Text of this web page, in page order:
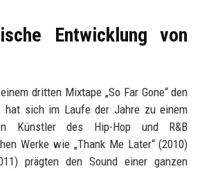
Entwicklung von
dritten Mixtape „So Far Gone“ den
hat sich im Laufe der Jahre zu einem
Künstler des Hip-Hop und R&B
Werke wie „Thank Me Later“ (2010)
prägten den Sound einer ganzen